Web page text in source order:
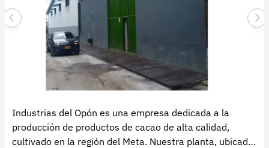
Industrias del Opón es una empresa dedicada a la
producción de productos de cacao de alta calidad,
cultivado en la región del Meta. Nuestra planta, ubicada
+57 323 2931928
contacto@croper.com
© 2026 Croper.com Todos los derechos reservados
Versión 5.45.0